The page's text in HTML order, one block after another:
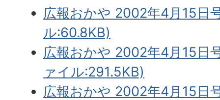
広報おかや 2002年4月15日
ル:60.8KB)
広報おかや 2002年4月15日
ァイル:291.5KB)
広報おかや 2002年4月15日